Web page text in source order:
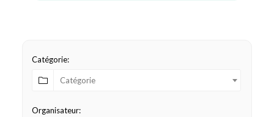
Catégorie:
Catégorie
Organisateur: